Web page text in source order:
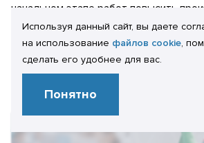
начальном этапе работ повысить
используемых решений.
Посмотреть отзыв
Используя данный сайт, вы даете
на использование файлов cookie,
сделать его удобнее для вас.
Понятно